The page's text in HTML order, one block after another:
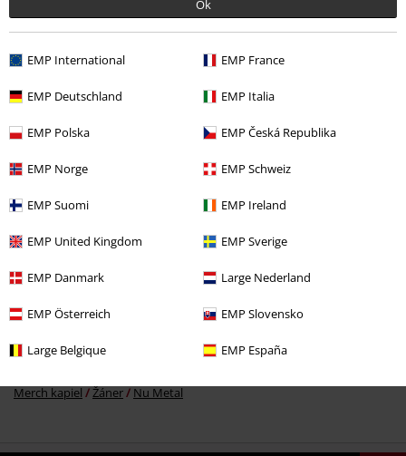
Ok
EMP International EMP France
EMP Deutschland EMP Italia
EMP Polska EMP Česká Republika
EMP Norge EMP Schweiz
EMP Suomi EMP Ireland
EMP United Kingdom EMP Sverige
EMP Danmark Large Nederland
EMP Österreich EMP Slovensko
Large Belgique EMP España
Oblečení & Doplnky Topy
Oblečení Tričká a topy
Témata Čierne oblečenie
Merch kapiel Oblečení
Merch kapiel Žáner Nu Metal